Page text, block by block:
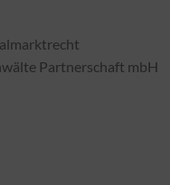
Partnerschaft mbH